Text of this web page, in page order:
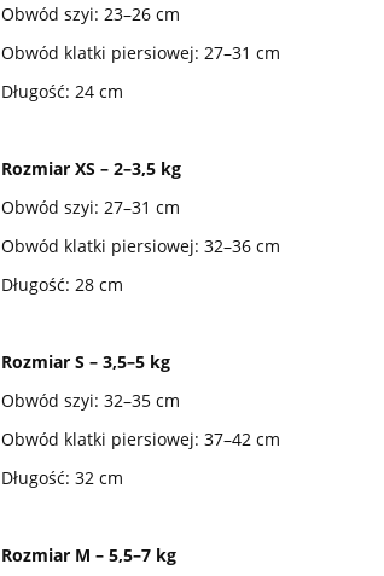
Obwód szyi: 23–26 cm
Obwód klatki piersiowej: 27–31 cm
Długość: 24 cm
Rozmiar XS – 2–3,5 kg
Obwód szyi: 27–31 cm
Obwód klatki piersiowej: 32–36 cm
Długość: 28 cm
Rozmiar S – 3,5–5 kg
Obwód szyi: 32–35 cm
Obwód klatki piersiowej: 37–42 cm
Długość: 32 cm
Rozmiar M – 5,5–7 kg